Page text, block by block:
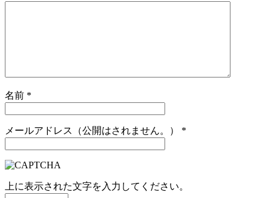
名前 *
メールアドレス（公開はされません。） *
上に表示された文字を入力してください。